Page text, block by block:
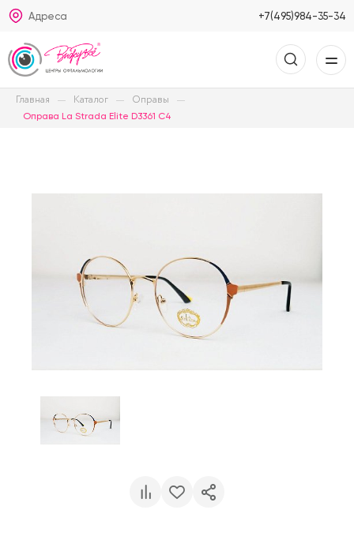
Адреса +7(495)984-35-34
Главная Каталог Оправы
Оправа La Strada Elite D3361 C4